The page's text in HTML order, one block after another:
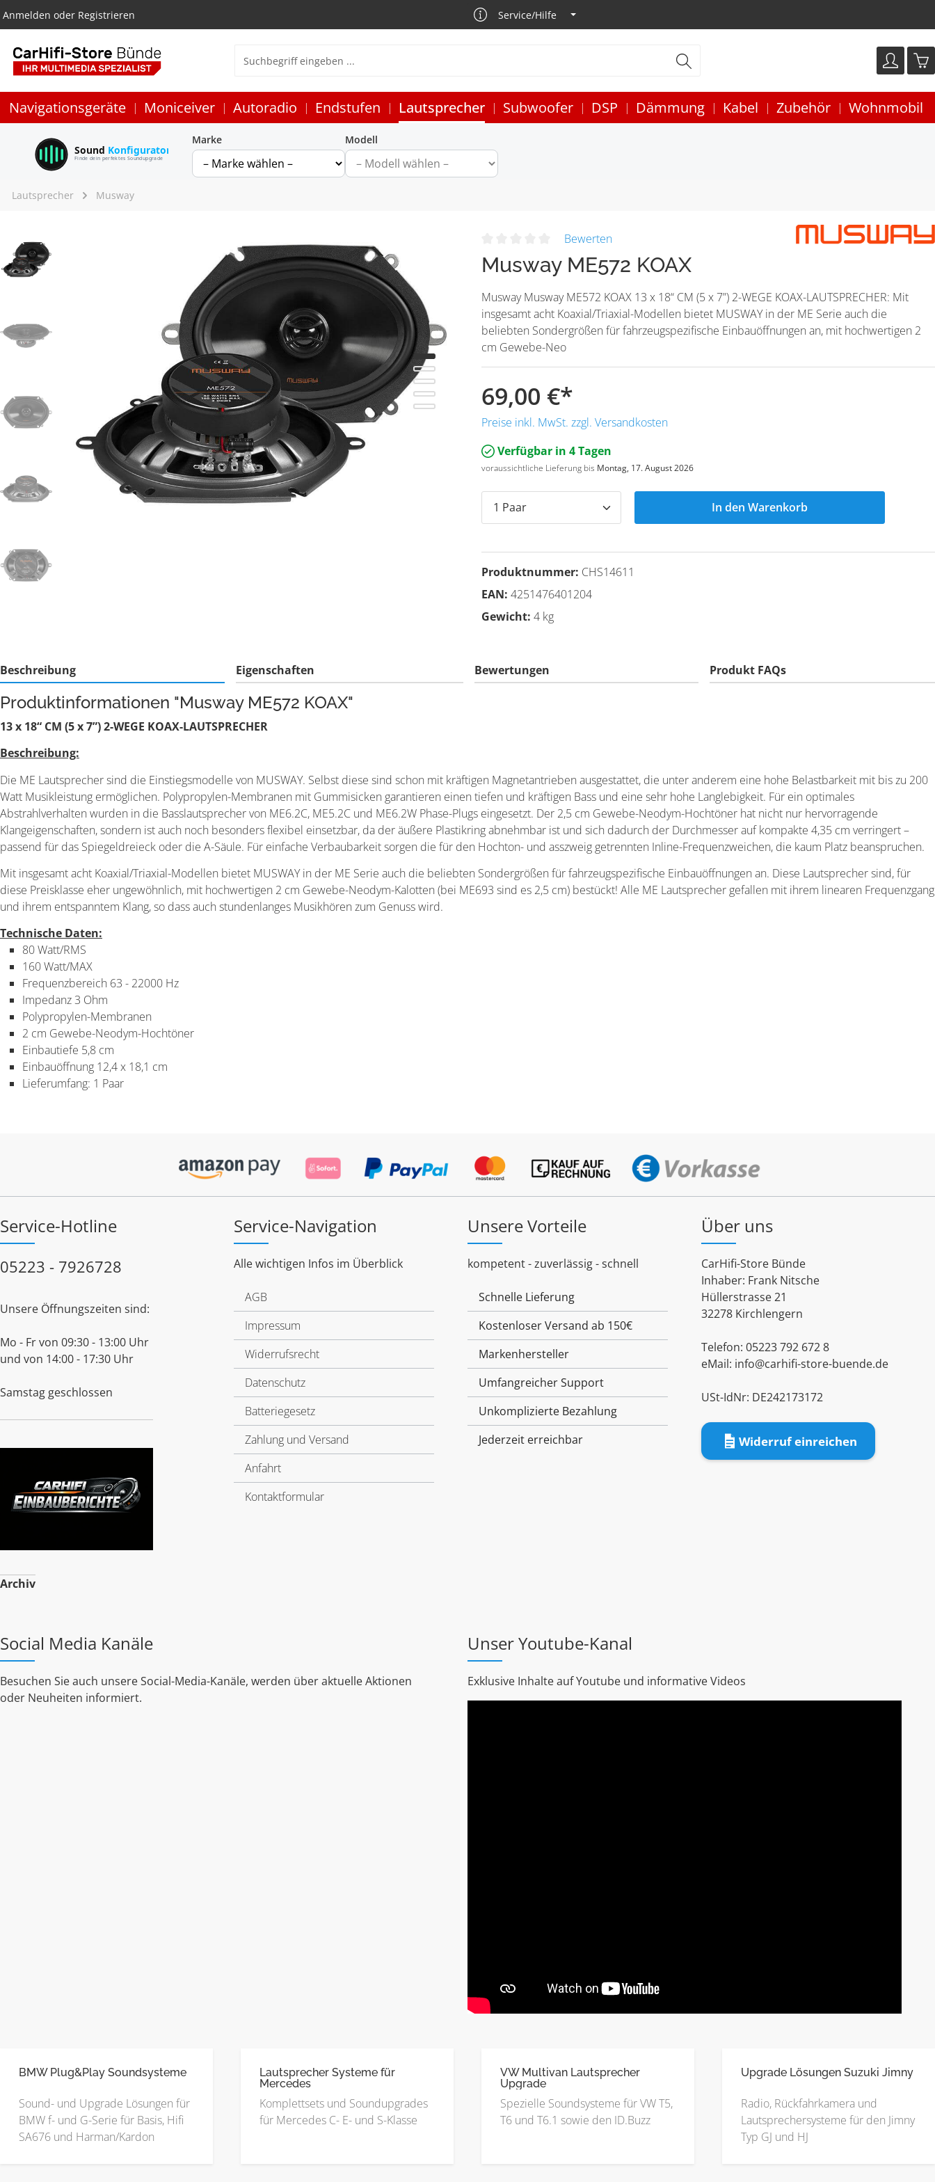
Anmelden oder Registrieren Service/Hilfe
Navigationsgeräte Moniceiver Autoradio Endstufen Lautsprecher Subwoofer DSP Dämmung Kabel Zubehör Wohnmobil
Sound Konfigurator
Finde dein perfektes Soundupgrade
Marke Modell
Lautsprecher Musway
Bewerten
Musway ME572 KOAX
Musway Musway ME572 KOAX 13 x 18“ CM (5 x 7”) 2-WEGE KOAX-LAUTSPRECHER: Mit
insgesamt acht Koaxial/Triaxial-Modellen bietet MUSWAY in der ME Serie auch die
beliebten Sondergrößen für fahrzeugspezifische Einbauöffnungen an, mit hochwertigen 2
cm Gewebe-Neo
69,00 €*
Preise inkl. MwSt. zzgl. Versandkosten
Verfügbar in 4 Tagen
voraussichtliche Lieferung bis Montag, 17. August 2026
In den Warenkorb
Produktnummer: CHS14611
EAN: 4251476401204
Gewicht: 4 kg
Beschreibung Eigenschaften Bewertungen Produkt FAQs
Produktinformationen "Musway ME572 KOAX"
13 x 18“ CM (5 x 7”) 2-WEGE KOAX-LAUTSPRECHER
Beschreibung:
Die ME Lautsprecher sind die Einstiegsmodelle von MUSWAY. Selbst diese sind schon mit kräftigen Magnetantrieben ausgestattet, die unter anderem eine hohe Belastbarkeit mit bis zu 200
Watt Musikleistung ermöglichen. Polypropylen-Membranen mit Gummisicken garantieren einen tiefen und kräftigen Bass und eine sehr hohe Langlebigkeit. Für ein optimales
Abstrahlverhalten wurden in die Basslautsprecher von ME6.2C, ME5.2C und ME6.2W Phase-Plugs eingesetzt. Der 2,5 cm Gewebe-Neodym-Hochtöner hat nicht nur hervorragende
Klangeigenschaften, sondern ist auch noch besonders flexibel einsetzbar, da der äußere Plastikring abnehmbar ist und sich dadurch der Durchmesser auf kompakte 4,35 cm verringert –
passend für das Spiegeldreieck oder die A-Säule. Für einfache Verbaubarkeit sorgen die für den Hochton- und asszweig getrennten Inline-Frequenzweichen, die kaum Platz beanspruchen.
Mit insgesamt acht Koaxial/Triaxial-Modellen bietet MUSWAY in der ME Serie auch die beliebten Sondergrößen für fahrzeugspezifische Einbauöffnungen an. Diese Lautsprecher sind, für
diese Preisklasse eher ungewöhnlich, mit hochwertigen 2 cm Gewebe-Neodym-Kalotten (bei ME693 sind es 2,5 cm) bestückt! Alle ME Lautsprecher gefallen mit ihrem linearen Frequenzgang
und ihrem entspanntem Klang, so dass auch stundenlanges Musikhören zum Genuss wird.
Technische Daten:
80 Watt/RMS
160 Watt/MAX
Frequenzbereich 63 - 22000 Hz
Impedanz 3 Ohm
Polypropylen-Membranen
2 cm Gewebe-Neodym-Hochtöner
Einbautiefe 5,8 cm
Einbauöffnung 12,4 x 18,1 cm
Lieferumfang: 1 Paar
Service-Hotline
05223 - 7926728
Unsere Öffnungszeiten sind:
Mo - Fr von 09:30 - 13:00 Uhr
und von 14:00 - 17:30 Uhr
Samstag geschlossen
Archiv
Service-Navigation
Alle wichtigen Infos im Überblick
AGB
Impressum
Widerrufsrecht
Datenschutz
Batteriegesetz
Zahlung und Versand
Anfahrt
Kontaktformular
Unsere Vorteile
kompetent - zuverlässig - schnell
Schnelle Lieferung
Kostenloser Versand ab 150€
Markenhersteller
Umfangreicher Support
Unkomplizierte Bezahlung
Jederzeit erreichbar
Über uns
CarHifi-Store Bünde
Inhaber: Frank Nitsche
Hüllerstrasse 21
32278 Kirchlengern
Telefon: 05223 792 672 8
eMail: info@carhifi-store-buende.de
USt-IdNr: DE242173172
Widerruf einreichen
Social Media Kanäle
Besuchen Sie auch unsere Social-Media-Kanäle, werden über aktuelle Aktionen
oder Neuheiten informiert.
Unser Youtube-Kanal
Exklusive Inhalte auf Youtube und informative Videos
BMW Plug&Play Soundsysteme
Sound- und Upgrade Lösungen für
BMW f- und G-Serie für Basis, Hifi
SA676 und Harman/Kardon
Lautsprecher Systeme für
Mercedes
Komplettsets und Soundupgrades
für Mercedes C- E- und S-Klasse
VW Multivan Lautsprecher
Upgrade
Spezielle Soundsysteme für VW T5,
T6 und T6.1 sowie den ID.Buzz
Upgrade Lösungen Suzuki Jimny
Radio, Rückfahrkamera und
Lautsprechersysteme für den Jimny
Typ GJ und HJ